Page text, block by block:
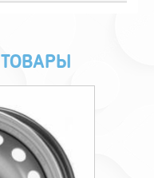
ТОВАРЫ